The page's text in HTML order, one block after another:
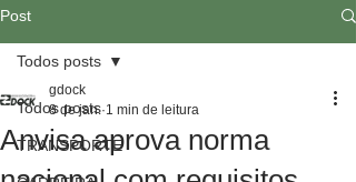
Post
Todos posts
TRANSPORTE
Todos posts
Anvisa aprova norma
gdock
8 de jan. 1 min de leitura